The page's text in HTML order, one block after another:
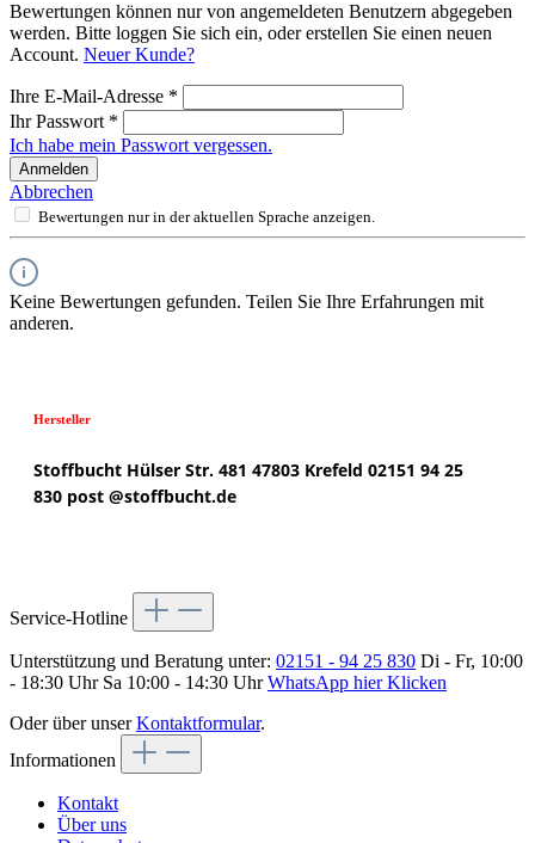
Bewertungen können nur von angemeldeten Benutzern abgegeben
werden. Bitte loggen Sie sich ein, oder erstellen Sie einen neuen
Account. Neuer Kunde?
Ihre E-Mail-Adresse *
Ihr Passwort *
Ich habe mein Passwort vergessen.
Anmelden
Abbrechen
Bewertungen nur in der aktuellen Sprache anzeigen.
Keine Bewertungen gefunden. Teilen Sie Ihre Erfahrungen mit
anderen.
Hersteller
Stoffbucht Hülser Str. 481 47803 Krefeld 02151 94 25
830 post @stoffbucht.de
Service-Hotline
Unterstützung und Beratung unter: 02151 - 94 25 830 Di - Fr, 10:00
- 18:30 Uhr Sa 10:00 - 14:30 UhrWhatsApp hier Klicken
Oder über unserKontaktformular.
Informationen
Kontakt
Über uns